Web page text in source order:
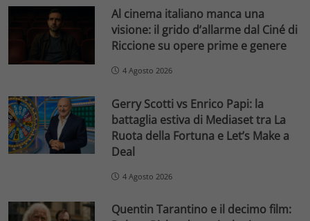
Al cinema italiano manca una
visione: il grido d’allarme dal Ciné di
Riccione su opere prime e genere
4 Agosto 2026
Gerry Scotti vs Enrico Papi: la
battaglia estiva di Mediaset tra La
Ruota della Fortuna e Let’s Make a
Deal
4 Agosto 2026
Quentin Tarantino e il decimo film: